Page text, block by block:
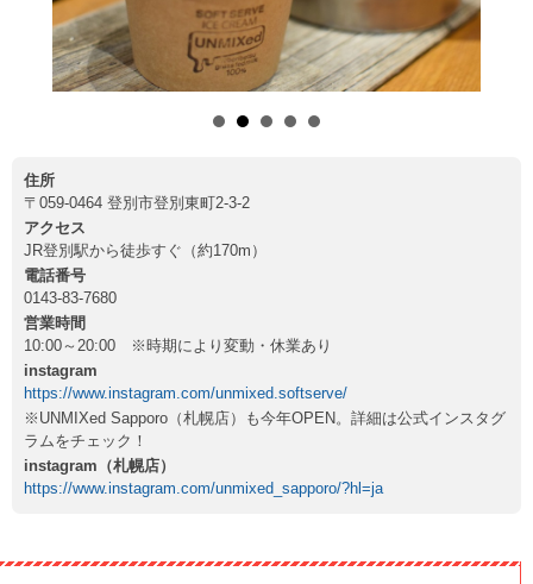
住所
〒059-0464 登別市登別東町2-3-2
アクセス
JR登別駅から徒歩すぐ（約170m）
電話番号
0143-83-7680
営業時間
10:00～20:00 ※時期により変動・休業あり
instagram
https://www.instagram.com/unmixed.softserve/
※UNMIXed Sapporo（札幌店）も今年OPEN。詳細は公式インスタグ
ラムをチェック！
instagram（札幌店）
https://www.instagram.com/unmixed_sapporo/?hl=ja